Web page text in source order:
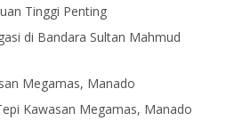
Tinggi Penting
di Bandara Sultan Mahmud
Megamas, Manado
Kawasan Megamas, Manado